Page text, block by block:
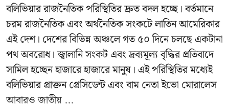
বলিভিয়ার রাজনৈতিক পরিস্থিতির দ্রুত বদল হচ্ছে। বর্তমানে
চরম রাজনৈতিক এবং অর্থনৈতিক সংকটে লাতিন আমেরিকার
এই দেশ। দেশের বিভিন্ন অঞ্চলে গত ৫০ দিনে চলছে একটানা
পথ অবরোধ। জ্বালানি সংকট এবং দ্রব্যমূল্য বৃদ্ধির প্রতিবাদে
সামিল হচ্ছেন হাজারে হাজারে মানুষ। এই পরিস্থিতির মধ্যেই
বলিভিয়ার প্রাক্তন প্রেসিডেন্ট এবং বাম নেতাইভো মোরালেস
আবারও জাতীয় ...